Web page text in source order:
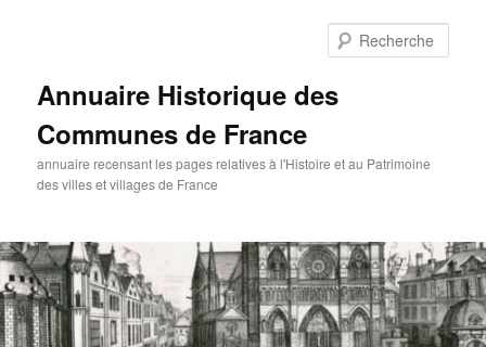
Annuaire Historique des
Communes de France
annuaire recensant les pages relatives à l'Histoire et au Patrimoine
des villes et villages de France